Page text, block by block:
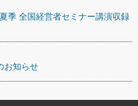
季 全国経営者セミナー講演収録
お知らせ